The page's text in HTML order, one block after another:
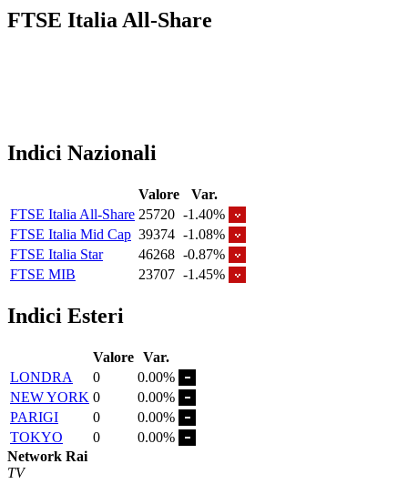
FTSE Italia All-Share
Indici Nazionali
Valore
Var.
FTSE Italia All-Share 25720 -1.40%
FTSE Italia Mid Cap 39374 -1.08%
FTSE Italia Star
46268 -0.87%
FTSE MIB
23707 -1.45%
Indici Esteri
Valore Var.
LONDRA
0
0.00%
NEW YORK 0
0.00%
PARIGI
0
0.00%
TOKYO
0
0.00%
Network Rai
TV